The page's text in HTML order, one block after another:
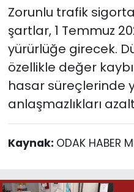
Zorunlu trafik
şartlar, 1 Temmuz
yürürlüğe girecek.
özellikle değer
hasar süreçlerinde
anlaşmazlıkları
Kaynak: ODAK HABER